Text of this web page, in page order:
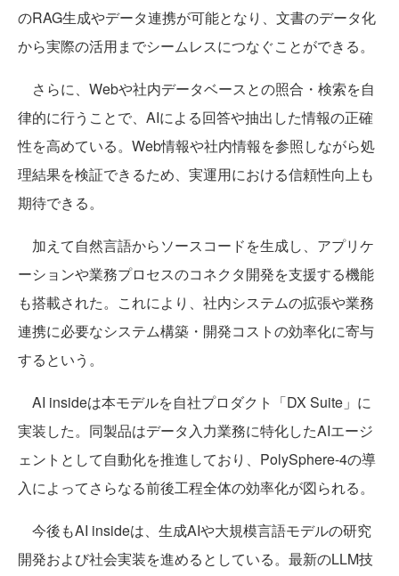
のRAG生成やデータ連携が可能となり、文書のデータ化
から実際の活用までシームレスにつなぐことができる。
さらに、Webや社内データベースとの照合・検索を自
律的に行うことで、AIによる回答や抽出した情報の正確
性を高めている。Web情報や社内情報を参照しながら処
理結果を検証できるため、実運用における信頼性向上も
期待できる。
加えて自然言語からソースコードを生成し、アプリケ
ーションや業務プロセスのコネクタ開発を支援する機能
も搭載された。これにより、社内システムの拡張や業務
連携に必要なシステム構築・開発コストの効率化に寄与
するという。
AI insideは本モデルを自社プロダクト「DX Suite」に
実装した。同製品はデータ入力業務に特化したAIエージ
ェントとして自動化を推進しており、PolySphere-4の導
入によってさらなる前後工程全体の効率化が図られる。
今後もAI insideは、生成AIや大規模言語モデルの研究
開発および社会実装を進めるとしている。最新のLLM技